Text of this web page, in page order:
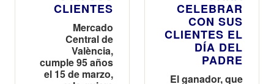
CLIENTES
Mercado
Central de
València,
cumple 95 años
el 15 de marzo,
CELEBRAR
CON SUS
CLIENTES EL
DÍA DEL
PADRE
El ganador, que